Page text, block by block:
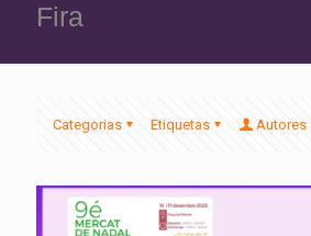
Fira
Categorias Etiquetas Autores